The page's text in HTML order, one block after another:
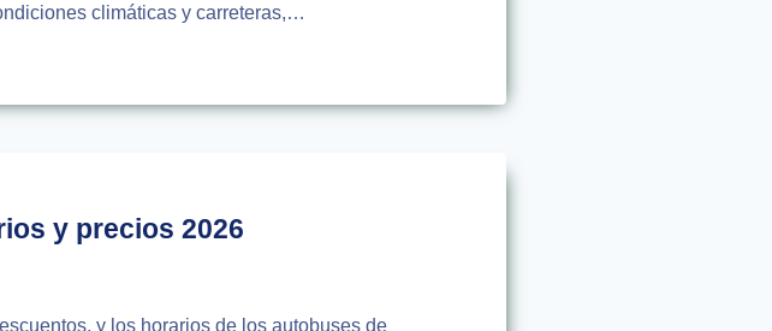
climáticas y carreteras,…
y precios 2026
y los horarios de los autobuses de